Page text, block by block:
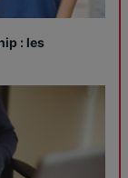
: les